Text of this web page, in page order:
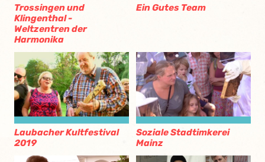
Trossingen und
Klingenthal -
Weltzentren der
Harmonika
Ein Gutes Team
Laubacher Kultfestival
2019
Soziale Stadtimkerei
Mainz